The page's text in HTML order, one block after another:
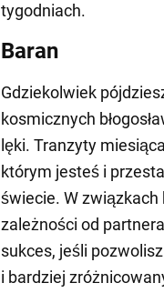
tygodniach.
Baran
Gdziekolwiek
kosmicznych
lęki. Tranzyty
którym jesteś i
świecie. W
zależności od
sukces, jeśli
i bardziej